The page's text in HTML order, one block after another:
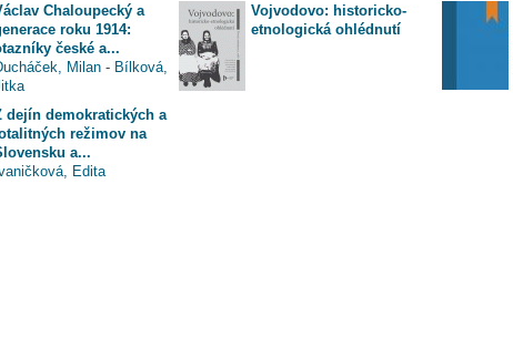
Chaloupecký a
roku 1914:
české a...
Milan - Bílková,
Vojvodovo: historicko-
etnologická ohlédnutí
dejín demokratických a
režimov na
a...
Edita